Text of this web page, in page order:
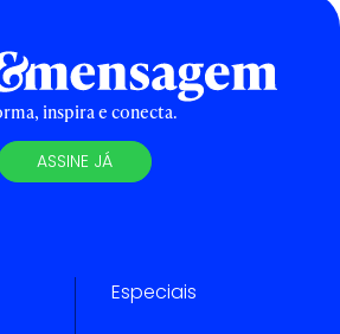
inspira e conecta.
ASSINE JÁ
Especiais